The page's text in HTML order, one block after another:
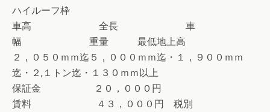
ハイルーフ枠
車高 全長 車
幅 重量 最低地上高
２，０５０ｍｍ迄５，０００ｍｍ迄・１，９００ｍｍ
迄・２,１トン迄・１３０ｍｍ以上
保証金 ２０，０００円
賃料 ４３，０００円 税別